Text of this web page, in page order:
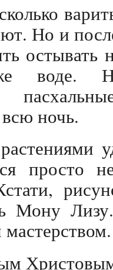
Но и
остывать
ночь.
просто
Мону